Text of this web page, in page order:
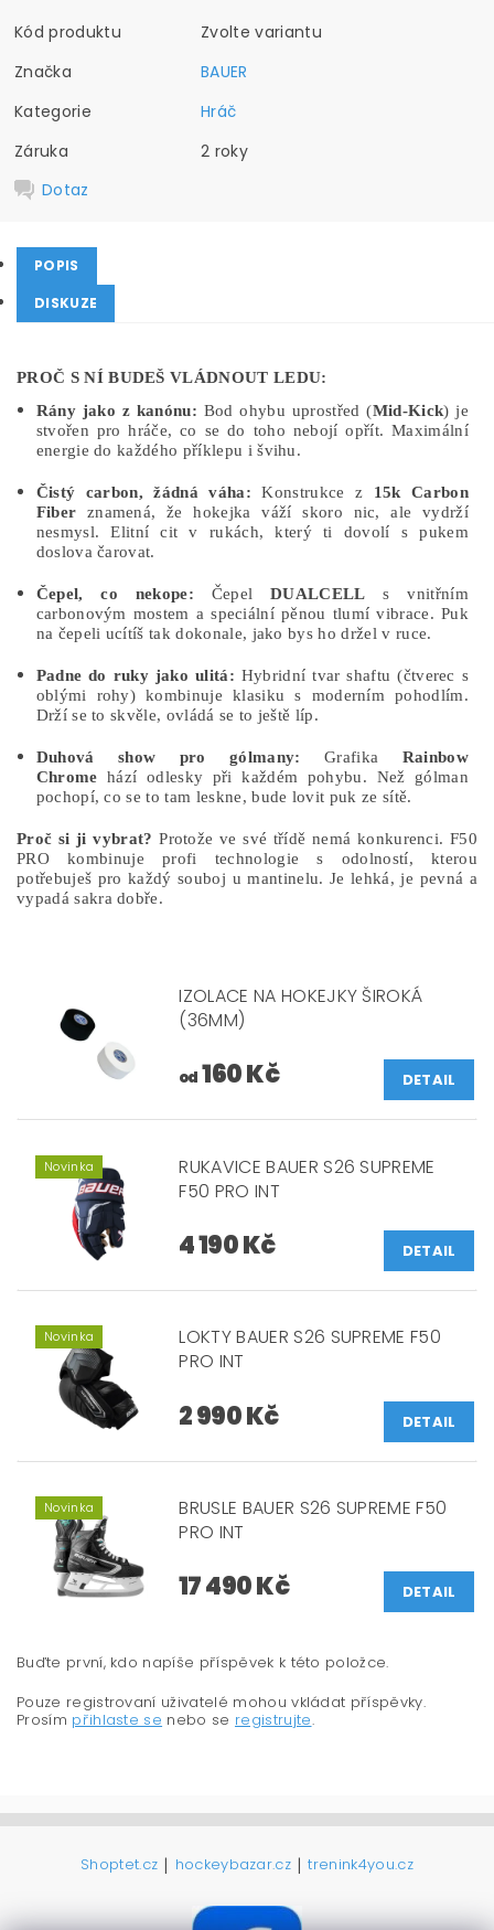
Kód produktu
Zvolte variantu
Značka
BAUER
Kategorie
Hráč
Záruka
2 roky
Dotaz
POPIS
DISKUZE
PROČ S NÍ BUDEŠ VLÁDNOUT LEDU:
Rány jako z kanónu: Bod ohybu uprostřed (Mid-Kick) je
stvořen pro hráče, co se do toho nebojí opřít. Maximální
energie do každého příklepu i švihu.
Čistý carbon, žádná váha: Konstrukce z 15k Carbon
Fiber znamená, že hokejka váží skoro nic, ale vydrží
nesmysl. Elitní cit v rukách, který ti dovolí s pukem
doslova čarovat.
Čepel, co nekope: ČepelDUALCELL s vnitřním
carbonovým mostem a speciální pěnou tlumí vibrace. Puk
na čepeli ucítíš tak dokonale, jako bys ho držel v ruce.
Padne do ruky jako ulitá: Hybridní tvar shaftu (čtverec s
oblými rohy) kombinuje klasiku s moderním pohodlím.
Drží se to skvěle, ovládá se to ještě líp.
Duhová show pro gólmany: Grafika Rainbow
Chrome hází odlesky při každém pohybu. Než gólman
pochopí, co se to tam leskne, bude lovit puk ze sítě.
Proč si ji vybrat? Protože ve své třídě nemá konkurenci. F50
PRO kombinuje profi technologie s odolností, kterou
potřebuješ pro každý souboj u mantinelu. Je lehká, je pevná a
vypadá sakra dobře.
IZOLACE NA HOKEJKY ŠIROKÁ
(36MM)
od 160 Kč DETAIL
Novinka
RUKAVICE BAUER S26 SUPREME
F50 PRO INT
4 190 Kč DETAIL
Novinka
LOKTY BAUER S26 SUPREME F50
PRO INT
2 990 Kč DETAIL
Novinka
BRUSLE BAUER S26 SUPREME F50
PRO INT
17 490 Kč DETAIL
Buďte první, kdo napíše příspěvek k této položce.
Pouze registrovaní uživatelé mohou vkládat příspěvky.
Prosím přihlaste se nebo se registrujte.
Shoptet.cz | hockeybazar.cz | trenink4you.cz